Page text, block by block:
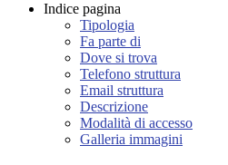
Indice pagina
Tipologia
Fa parte di
Dove si trova
Telefono struttura
Email struttura
Descrizione
Modalità di accesso
Galleria immagini